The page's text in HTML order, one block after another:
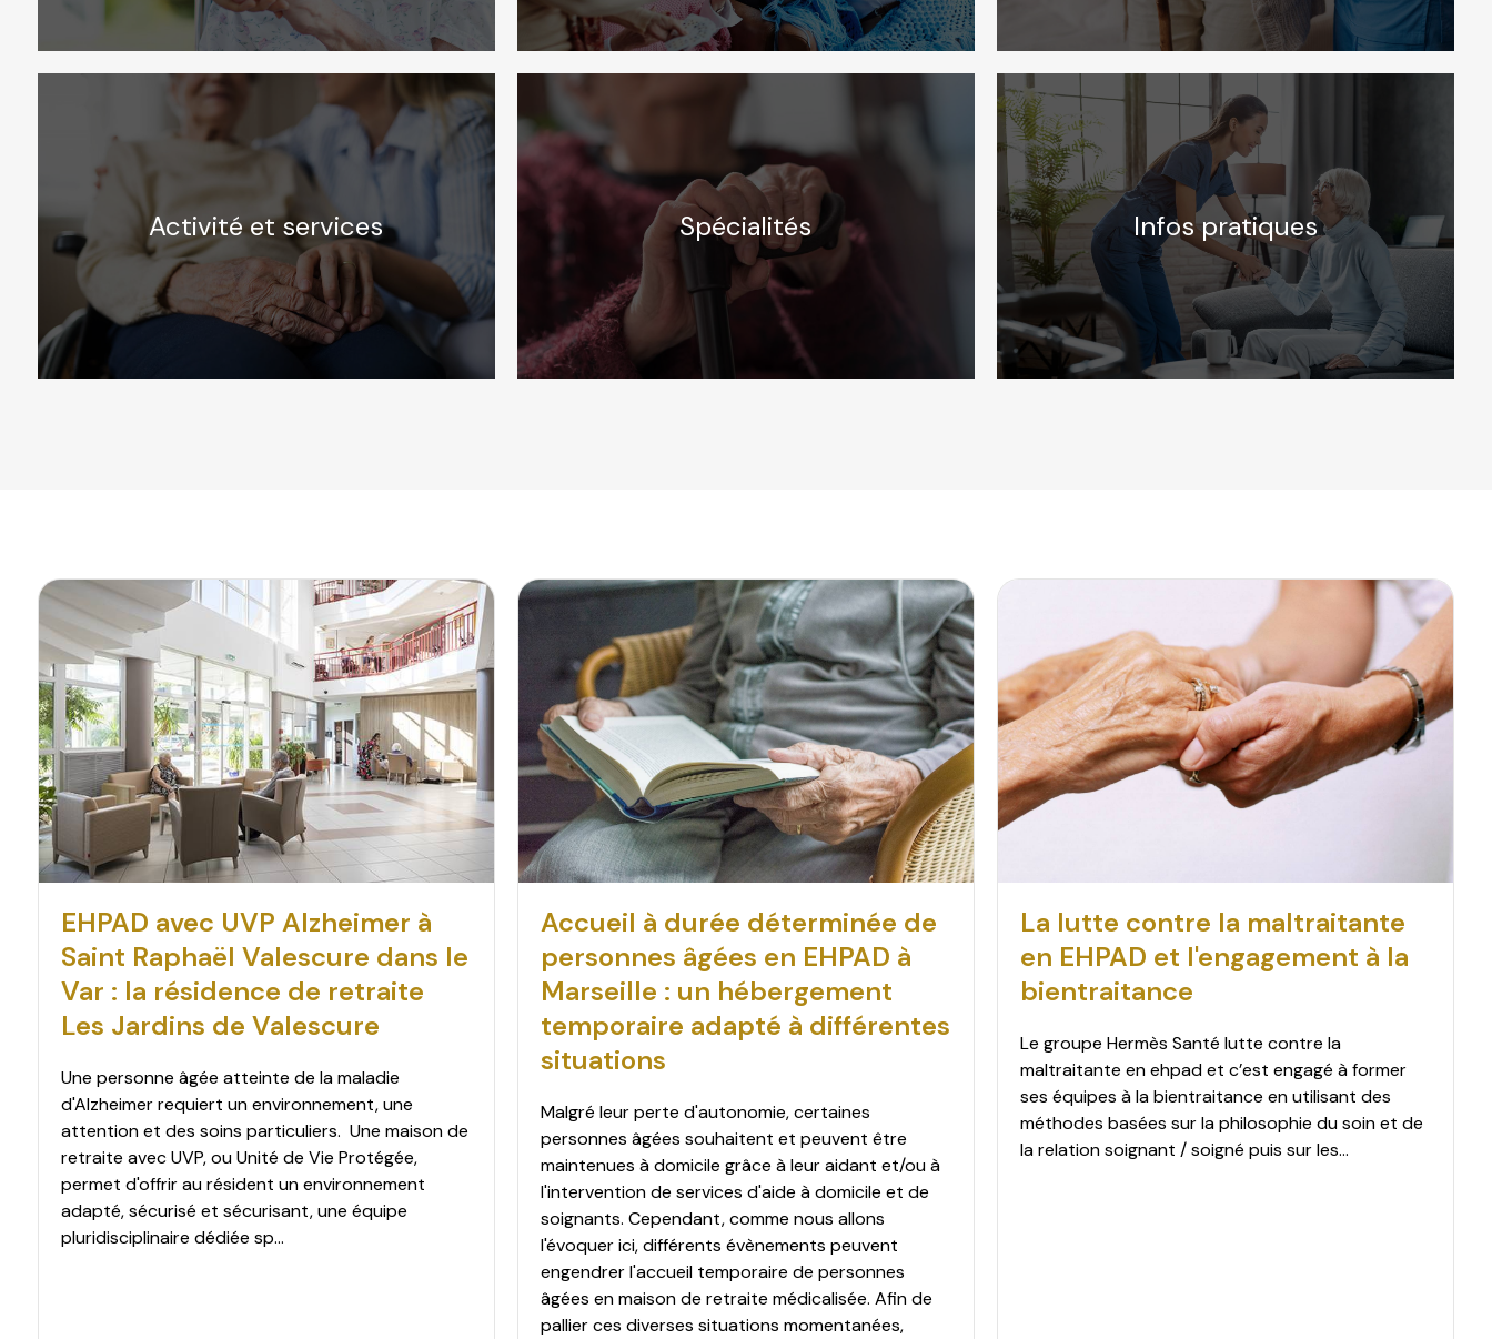
Activité et services Spécialités Infos pratiques
EHPAD avec UVP Alzheimer à
Saint Raphaël Valescure dans le
Var : la résidence de retraite
Les Jardins de Valescure
Une personne âgée atteinte de la maladie
d'Alzheimer requiert un environnement, une
attention et des soins particuliers. Une maison de
retraite avec UVP, ou Unité de Vie Protégée,
permet d'offrir au résident un environnement
adapté, sécurisé et sécurisant, une équipe
pluridisciplinaire dédiée sp...
Accueil à durée déterminée de
personnes âgées en EHPAD à
Marseille : un hébergement
temporaire adapté à différentes
situations
Malgré leur perte d'autonomie, certaines
personnes âgées souhaitent et peuvent être
maintenues à domicile grâce à leur aidant et/ou à
l'intervention de services d'aide à domicile et de
soignants. Cependant, comme nous allons
l'évoquer ici, différents évènements peuvent
engendrer l'accueil temporaire de personnes
âgées en maison de retraite médicalisée. Afin de
pallier ces diverses situations momentanées,
La lutte contre la maltraitante
en EHPAD et l'engagement à la
bientraitance
Le groupe Hermès Santé lutte contre la
maltraitante en ehpad et c’est engagé à former
ses équipes à la bientraitance en utilisant des
méthodes basées sur la philosophie du soin et de
la relation soignant / soigné puis sur les...